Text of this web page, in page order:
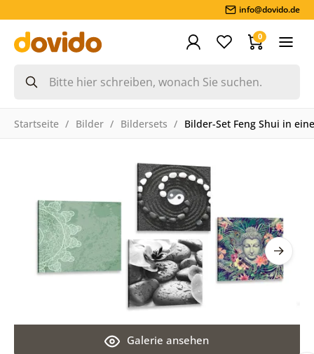
info@dovido.de
0
Startseite Bilder Bildersets Bilder-Set Feng Shui in
Galerie ansehen